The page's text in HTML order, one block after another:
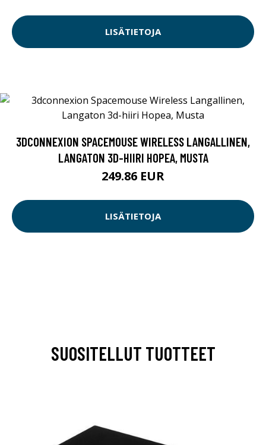
LISÄTIETOJA
3DCONNEXION SPACEMOUSE WIRELESS LANGALLINEN,
LANGATON 3D-HIIRI HOPEA, MUSTA
249.86 EUR
LISÄTIETOJA
SUOSITELLUT TUOTTEET